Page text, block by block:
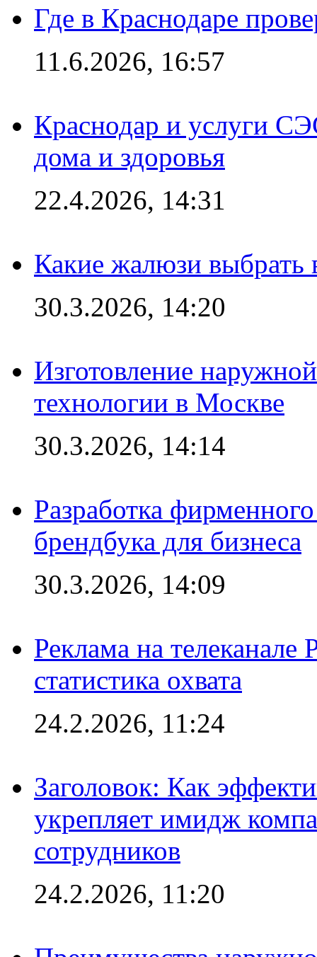
Где в Краснодаре
11.6.2026, 16:57
Краснодар и услуги
дома и здоровья
22.4.2026, 14:31
Какие жалюзи выбрать
30.3.2026, 14:20
Изготовление
технологии в Москве
30.3.2026, 14:14
Разработка
брендбука для бизнеса
30.3.2026, 14:09
Реклама на
статистика охвата
24.2.2026, 11:24
Заголовок: Как
укрепляет имидж
сотрудников
24.2.2026, 11:20